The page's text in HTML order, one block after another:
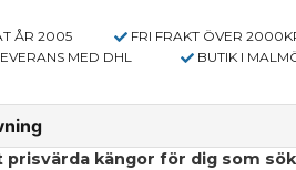
ÅR 2005 FRI FRAKT ÖVER
MED DHL
BUTIK I
prisvärda kängor för dig som